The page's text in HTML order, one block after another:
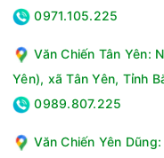
0971.105.225
Văn Chiến Tân Yên:
Yên), xã Tân Yên, Tỉnh
0989.807.225
Văn Chiến Yên